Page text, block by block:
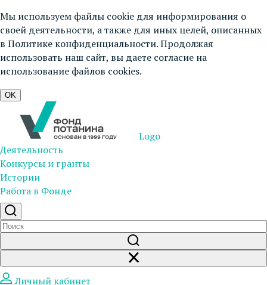
Мы используем файлы cookie для информирования о
своей деятельности, а также для иных целей, описанных
в Политике конфиденциальности. Продолжая
использовать наш сайт, вы даете согласие на
использование файлов cookies.
OK
Logo
Деятельность
Конкурсы и гранты
Истории
Работа в Фонде
Личный кабинет